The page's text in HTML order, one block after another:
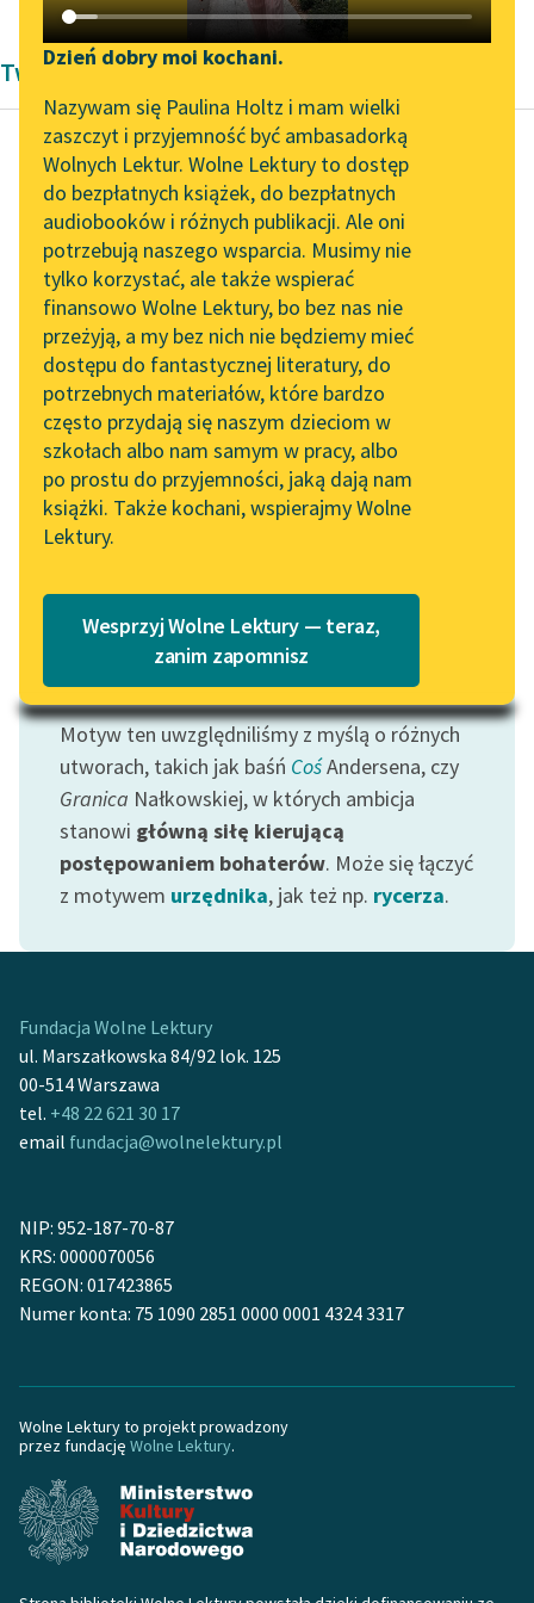
Katalog DAISY
Podkasty o książkach
Zgłoś brak utworu
Aktualności
„Prokurator Alicja Horn”
do słuchania
Byliśmy częścią AI Impact
Lab
Zapraszamy na spotkanie
online z tłumaczkami
literatury skandynawskiej
Spotkanie z Katarzyną
Tunkiel w Oslo
102. lata temu zmarł
Joseph Conrad
Lektury szkolne i klasyka
literatury do słuchania dla
uczennic i uczniów z
niepełnosprawnościami
E-kolekcja lektur
szkolnych i literatury do
słuchania dla uczennic i
uczniów z
niepełnosprawnościami
Feministyczne inspiracje.
feministycznej
Ręce pełne poezji
Kolekcje edukacyjne
twórców przechodzących
lektur szkolnych oraz
Starego Testamentu
Odkurzamy bohaterów
Narzędzia
Mapa Wolnych Lektur
Leśmianator
Przewodnik dla piszących i
czytających
API
OAI-PMH
Widget Wolnych Lektur
Przypisy
Katalog w formacie PDF
O nas
O projekcie
Zespół
Dzień dobry moi kochani.
Nazywam się Paulina Holtz i mam wielki
zaszczyt i przyjemność być ambasadorką
Wolnych Lektur. Wolne Lektury to dostęp
do bezpłatnych książek, do bezpłatnych
audiobooków i różnych publikacji. Ale oni
potrzebują naszego wsparcia. Musimy nie
tylko korzystać, ale także wspierać
finansowo Wolne Lektury, bo bez nas nie
przeżyją, a my bez nich nie będziemy mieć
dostępu do fantastycznej literatury, do
potrzebnych materiałów, które bardzo
często przydają się naszym dzieciom w
szkołach albo nam samym w pracy, albo
po prostu do przyjemności, jaką dają nam
książki. Także kochani, wspierajmy Wolne
Lektury.
Wesprzyj Wolne Lektury — teraz,
zanim zapomnisz
Twórczość Kornela Makuszyńskiego
Kornel Makuszyński
Szatan z siódmej
klasy
I ten śmieszny, basem
gadający brodacz jest
dobrym człowiekiem,
opętanym przez
dyletancką manię. Jak
twierdzi...
Motyw: Ambicja
Motyw ten uwzględniliśmy z myślą o różnych
utworach, takich jak baśń CośAndersena, czy
Granica Nałkowskiej, w których ambicja
stanowi główną siłę kierującą
postępowaniem bohaterów. Może się łączyć
z motywem urzędnika, jak też np. rycerza.
Fundacja Wolne Lektury
ul. Marszałkowska 84/92 lok. 125
00-514 Warszawa
tel. +48 22 621 30 17
email fundacja@wolnelektury.pl
NIP: 952-187-70-87
KRS: 0000070056
REGON: 017423865
Numer konta: 75 1090 2851 0000 0001 4324 3317
Wolne Lektury to projekt prowadzony
przez fundację Wolne Lektury.